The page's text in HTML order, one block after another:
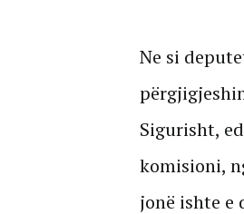
Ne si
Sigurisht,
komisioni,
jonë ishte e